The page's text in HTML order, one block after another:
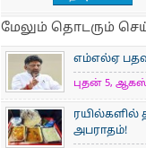
மேலும் தொடரும்
எம்எல்ஏ
புதன் 5, ஆகஸ்ட்
ரயில்களில்
அபராதம்!